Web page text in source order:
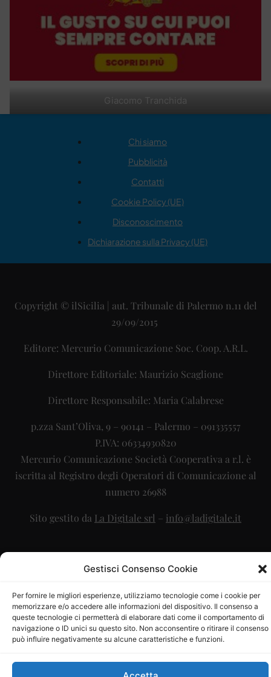
Gestisci Consenso Cookie
Per fornire le migliori esperienze, utilizziamo tecnologie come i cookie per
memorizzare e/o accedere alle informazioni del dispositivo. Il consenso a
queste tecnologie ci permetterà di elaborare dati come il comportamento di
navigazione o ID unici su questo sito. Non acconsentire o ritirare il consenso
può influire negativamente su alcune caratteristiche e funzioni.
Giacomo Tranchida
Chi siamo
Pubblicità
Contatti
Cookie Policy (UE)
Disconoscimento
Dichiarazione sulla Privacy (UE)
Copyright © ilSicilia | aut. Tribunale di Palermo n.11 del
29/09/2015
Editore: Mercurio Comunicazione Soc. Coop. A.R.L.
Direttore Editoriale: Maurizio Scaglione
Direttore Responsabile: Maria Calabrese
p.zza Sant’Oliva, 9 – 90141 – Palermo – 091335557
P.IVA: 06334930820
Mercurio Comunicazione Società Cooperativa a r.l. è
iscritta al Registro degli Operatori di Comunicazione al
numero 26988
Sito gestito da La Digitale srl – info@ladigitale.it